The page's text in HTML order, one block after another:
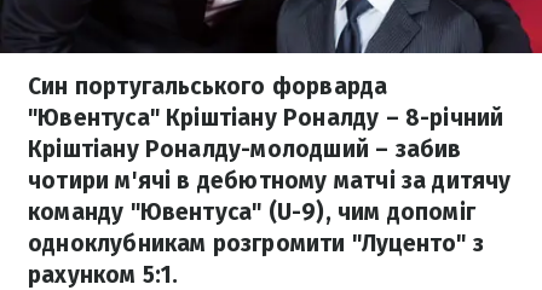
Син португальського форварда
"Ювентуса" Кріштіану Роналду – 8-річний
Кріштіану Роналду-молодший – забив
чотири м'ячі в дебютному матчі за дитячу
команду "Ювентуса" (U-9), чим допоміг
одноклубникам розгромити "Луценто" з
рахунком 5:1.